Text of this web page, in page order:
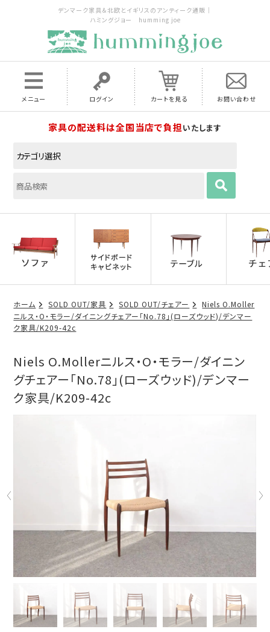
デンマーク家具＆北欧とイギリスのアンティーク通販｜
ハミングジョー humming joe
メニュー ログイン カートを見る お問い合わせ
家具の配送料は全国当店で負担いたします
ホーム SOLD OUT/家具 SOLD OUT/チェアー
Niels O.Moller
ニルス・O・モラー/ダイニングチェアー「No.78」(ローズウッド)/デンマー
ク家具/K209-42c
Niels O.Mollerニルス・O・モラー/ダイニン
グチェアー「No.78」(ローズウッド)/デンマー
ク家具/K209-42c